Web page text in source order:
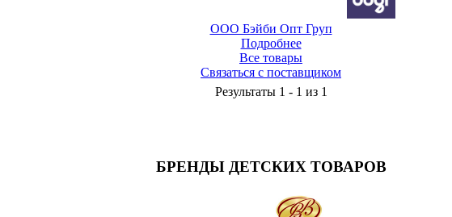
ООО Бэйби Опт Груп
Подробнее
Все товары
Связаться с поставщиком
Результаты 1 - 1 из 1
БРЕНДЫ ДЕТСКИХ ТОВАРОВ